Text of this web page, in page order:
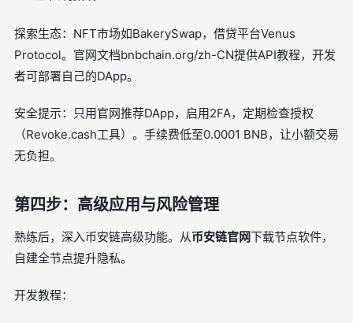
探索生态：NFT市场如BakerySwap，借贷平台Venus
Protocol。官网文档bnbchain.org/zh-CN提供API教程，开发
者可部署自己的DApp。
安全提示：只用官网推荐DApp，启用2FA，定期检查授权
（Revoke.cash工具）。手续费低至0.0001 BNB，让小额交易
无负担。
第四步：高级应用与风险管理
熟练后，深入币安链高级功能。从币安链官网下载节点软件，
自建全节点提升隐私。
开发教程：